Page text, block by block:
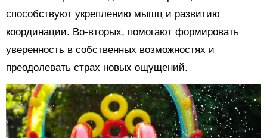
способствуют укреплению мышц и развитию
координации. Во-вторых, помогают формировать
уверенность в собственных возможностях и
преодолевать страх новых ощущений.